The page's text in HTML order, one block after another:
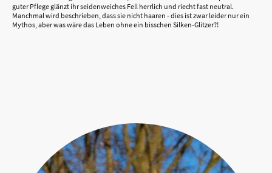
guter Pflege glänzt ihr seidenweiches Fell herrlich und riecht fast neutral.
Manchmal wird beschrieben, dass sie nicht haaren - dies ist zwar leider nur ein
Mythos, aber was wäre das Leben ohne ein bisschen Silken-Glitzer?!